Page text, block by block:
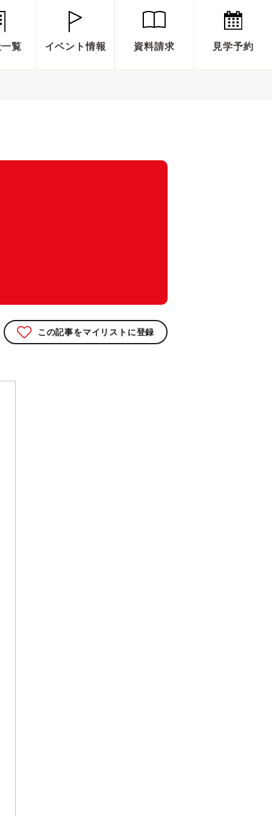
覧 イベント情報 資料請求 見学予約
この記事をマイリストに登録